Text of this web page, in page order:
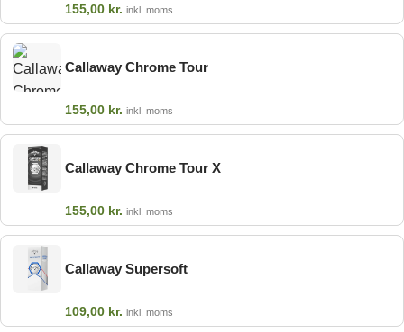
155,00 kr. inkl. moms
Callaway Chrome Tour
155,00 kr. inkl. moms
Callaway Chrome Tour X
155,00 kr. inkl. moms
Callaway Supersoft
109,00 kr. inkl. moms